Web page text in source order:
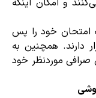
و امکان اینکه
امتحان خود را پس
دارند. همچنین به
موردنظر خود